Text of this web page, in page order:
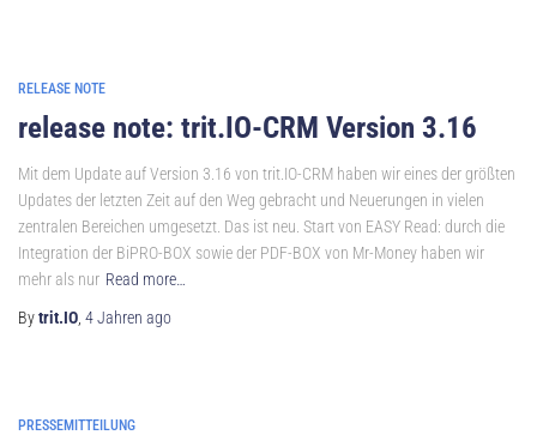
RELEASE NOTE
release note: trit.IO-CRM Version 3.16
Mit dem Update auf Version 3.16 von trit.IO-CRM haben wir eines der größten
Updates der letzten Zeit auf den Weg gebracht und Neuerungen in vielen
zentralen Bereichen umgesetzt. Das ist neu. Start von EASY Read: durch die
Integration der BiPRO-BOX sowie der PDF-BOX von Mr-Money haben wir
mehr als nur Read more…
Bytrit.IO 4 Jahren ago
PRESSEMITTEILUNG